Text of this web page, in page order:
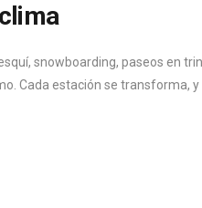
snowboarding, paseos en
Cada estación se transforma,